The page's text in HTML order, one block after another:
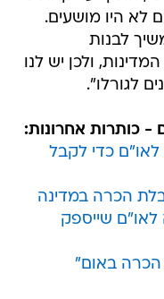
לא היו מושעים.
לבנות
ולכן יש לנו
לגורלו".
- כותרות אחרונות:
כדי לקבל
הכרה במדינה
לאו"ם שייספק
הכרה באום"